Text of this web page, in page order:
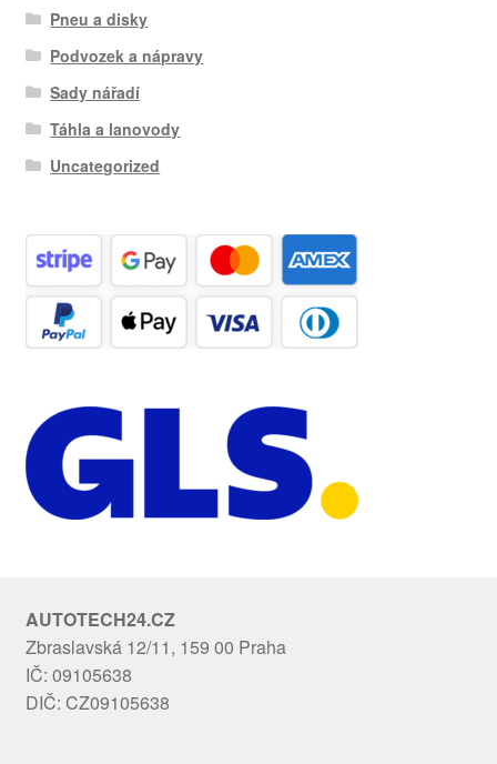
Pneu a disky
Podvozek a nápravy
Sady nářadí
Táhla a lanovody
Uncategorized
AUTOTECH24.CZ
Zbraslavská 12/11, 159 00 Praha
IČ: 09105638
DIČ: CZ09105638